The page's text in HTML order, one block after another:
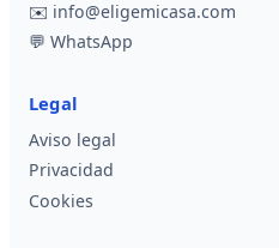
✉️ info@eligemicasa.com
💬 WhatsApp
Legal
Aviso legal
Privacidad
Cookies